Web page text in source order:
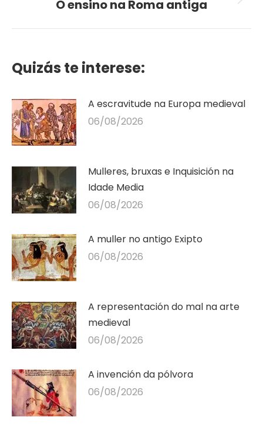
Seguinte
O ensino na Roma antiga
Quizás te interese:
A escravitude na Europa medieval
06/08/2026
Mulleres, bruxas e Inquisición na
Idade Media
06/08/2026
A muller no antigo Exipto
06/08/2026
A representación do mal na arte
medieval
06/08/2026
A invención da pólvora
06/08/2026